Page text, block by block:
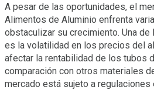
A pesar de las oportunidades, el
Alimentos de Aluminio enfrenta
obstaculizar su crecimiento. Una
es la volatilidad en los precios del
afectar la rentabilidad de los tubos
comparación con otros materiales
mercado está sujeto a regulaciones